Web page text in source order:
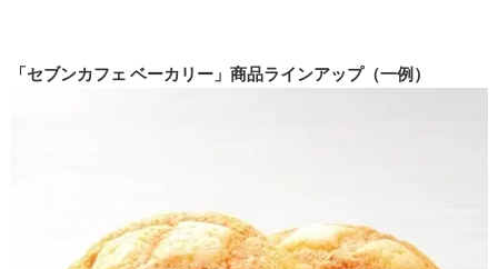
「セブンカフェ ベーカリー」商品ラインアップ（一例）